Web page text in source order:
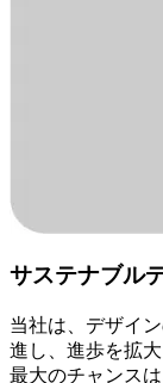
サステナブル
当社は、デザイ
進し、進歩を拡
最大のチャンス